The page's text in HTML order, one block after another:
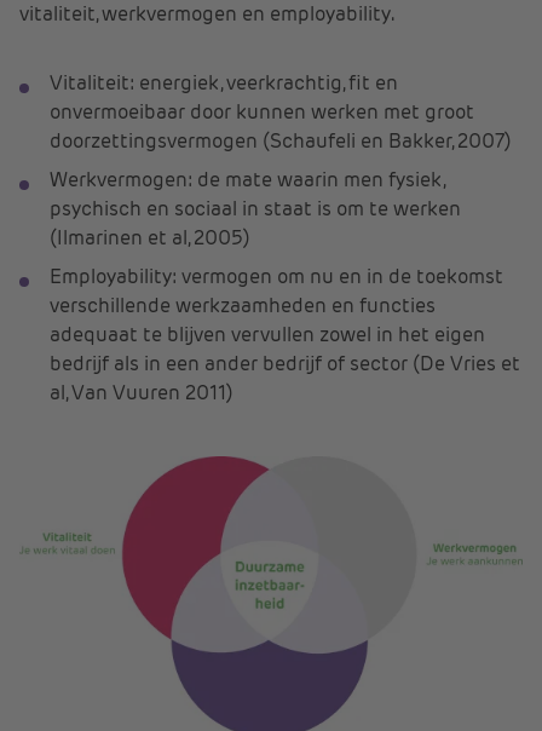
vitaliteit, werkvermogen en employability.
Vitaliteit: energiek, veerkrachtig, fit en
onvermoeibaar door kunnen werken met groot
doorzettingsvermogen (Schaufeli en Bakker, 2007)
Werkvermogen: de mate waarin men fysiek,
psychisch en sociaal in staat is om te werken
(Ilmarinen et al, 2005)
Employability: vermogen om nu en in de toekomst
verschillende werkzaamheden en functies
adequaat te blijven vervullen zowel in het eigen
bedrijf als in een ander bedrijf of sector (De Vries et
al, Van Vuuren 2011)